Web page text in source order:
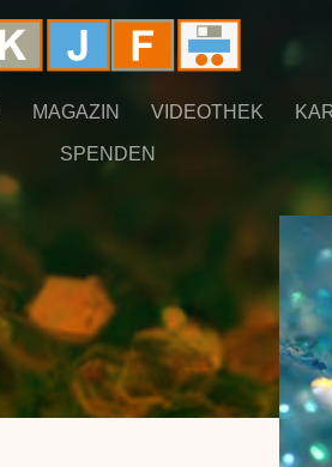
MAGAZIN VIDEOTHEK
SPENDEN